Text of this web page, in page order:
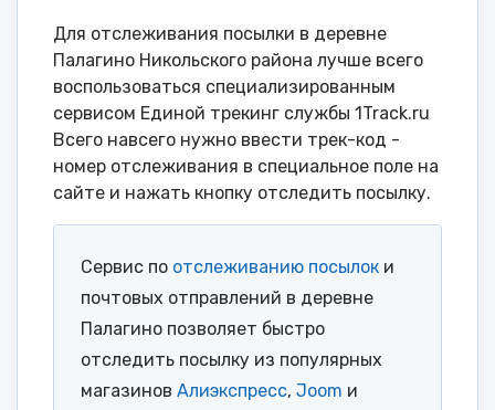
Для отслеживания посылки в деревне
Палагино Никольского района лучше всего
воспользоваться специализированным
сервисом Единой трекинг службы 1Track.ru
Всего навсего нужно ввести трек-код -
номер отслеживания в специальное поле на
сайте и нажать кнопку отследить посылку.
Сервис по отслеживанию посылок и
почтовых отправлений в деревне
Палагино позволяет быстро
отследить посылку из популярных
магазинов Алиэкспресс, Joom и